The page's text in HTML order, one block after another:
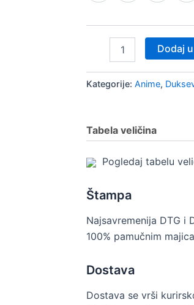
Dodaj
Kategorije: Anime,
Tabela veličina
Pogledaj tabelu
Štampa
Najsavremenija DTG i
100% pamučnim
Dostava
Dostava se vrši